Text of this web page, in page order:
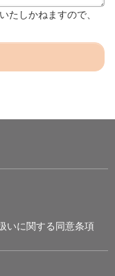
たしかねますので、
いに関する同意条項